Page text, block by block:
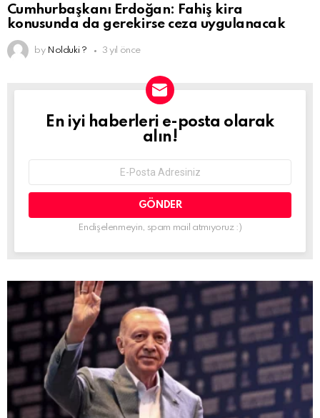
Cumhurbaşkanı Erdoğan: Fahiş kira
konusunda da gerekirse ceza uygulanacak
by Nolduki ? 3 yıl önce
NEWSLETTER
En iyi haberleri e-posta olarak
alın!
Endişelenmeyin, spam mail atmıyoruz :)